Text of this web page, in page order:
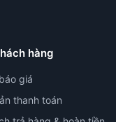
hàng
giá
thanh toán